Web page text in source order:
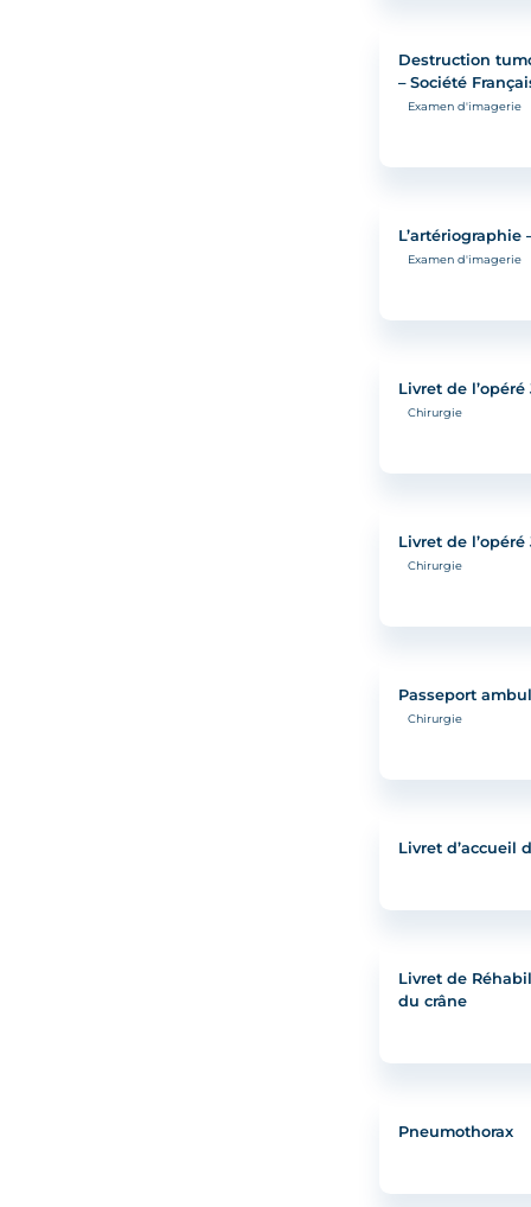
Destruction
– Société
Examen d'imagerie
L’artériographie
Examen d'imagerie
Livret de l’opéré
Chirurgie
Livret de l’opéré
Chirurgie
Passeport
Chirurgie
Livret d’accueil
Livret de
du crâne
Pneumothorax